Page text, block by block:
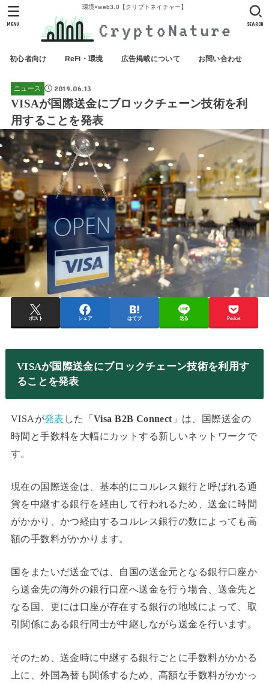
環境×web3.0【クリプトネイチャー】
初心者向け ReFi・環境 広告掲載について お問い合わせ
SEARCH
MENU
ニュース 2019.06.13
VISAが国際送金にブロックチェーン技術を利
用することを発表
ポスト シェア はてブ 送る Pocket
VISAが国際送金にブロックチェーン技術を利用す
ることを発表
VISAが発表 した「Visa B2B Connect 」は、国際送金の
時間と手数料を大幅にカットする新しいネットワークで
す。
現在の国際送金は、基本的にコルレス銀行と呼ばれる通
貨を中継する銀行を経由して行われるため、送金に時間
がかかり、かつ経由するコルレス銀行の数によっても高
額の手数料がかかります。
国をまたいだ送金では、自国の送金元となる銀行口座か
ら送金先の海外の銀行口座へ送金を行う場合、送金先と
なる国、更には口座が存在する銀行の地域によって、取
引関係にある銀行同士が中継しながら送金を行います。
そのため、送金時に中継する銀行ごとに手数料がかかる
上に、外国為替も関係するため、高額な手数料がかかっ